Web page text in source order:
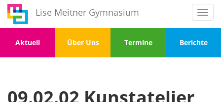
Direkt
zum
Inhalt
Lise Meitner Gymnasium
Menu
1
Aktuell
Menu
2
Über Uns
Menu
3
Termine
Menu
4
Berichte